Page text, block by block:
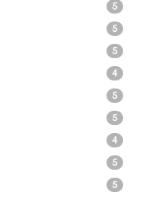
5
5
5
4
5
5
4
5
5